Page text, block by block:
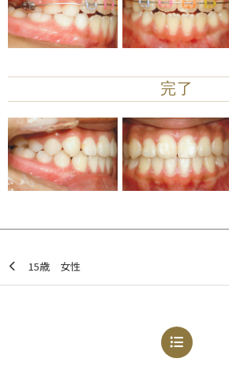
完了
15歳 女性